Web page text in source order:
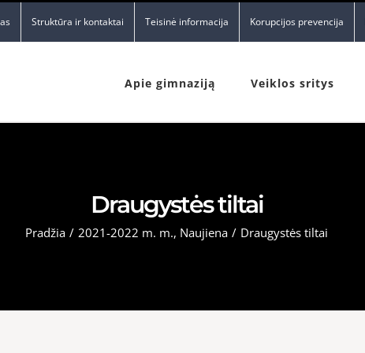
Struktūra ir kontaktai Teisinė informacija Korupcijos prevencija
Apie gimnaziją Veiklos sritys
Draugystės tiltai
Pradžia / 2021-2022 m. m., Naujiena / Draugystės tiltai